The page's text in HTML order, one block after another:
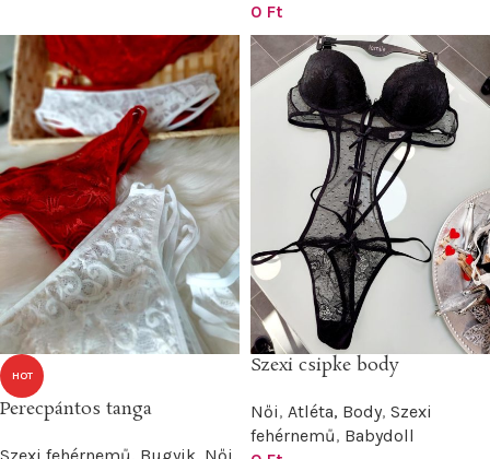
0 Ft
HOT
Perecpántos tanga
Szexi csipke body
Női, Atléta, Body, Szexi
fehérnemű, Babydoll